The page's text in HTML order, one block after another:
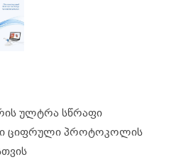
ულტრა სწრაფი
ციფრული პროტოკოლის